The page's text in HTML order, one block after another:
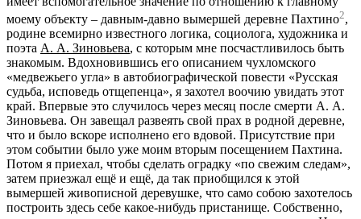
моему объекту – давным-давно вымершей деревне Пахтино2,
родине всемирно известного логика, социолога, художника и
поэта А. А. Зиновьева, с которым мне посчастливилось быть
знакомым. Вдохновившись его описанием чухломского
«медвежьего угла» в автобиографической повести «Русская
судьба, исповедь отщепенца», я захотел воочию увидать этот
край. Впервые это случилось через месяц после смерти А. А.
Зиновьева. Он завещал развеять свой прах в родной деревне,
что и было вскоре исполнено его вдовой. Присутствие при
этом событии было уже моим вторым посещением Пахтина.
Потом я приехал, чтобы сделать оградку «по свежим следам»,
затем приезжал ещё и ещё, да так приобщился к этой
вымершей живописной деревушке, что само собою захотелось
построить здесь себе какое-нибудь пристанище. Собственно,